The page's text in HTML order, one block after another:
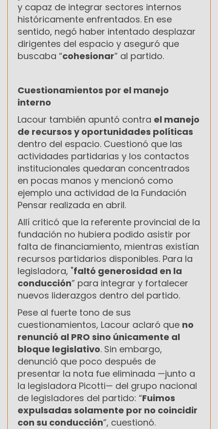
y capaz de integrar sectores internos
históricamente enfrentados. En ese
sentido, negó haber intentado desplazar
dirigentes del espacio y aseguró que
buscaba “cohesionar” al partido.
Cuestionamientos por el manejo
interno
Lacour también apuntó contra el manejo
de recursos y oportunidades políticas
dentro del espacio. Cuestionó que las
actividades partidarias y los contactos
institucionales quedaran concentrados
en pocas manos y mencionó como
ejemplo una actividad de la Fundación
Pensar realizada en abril.
Allí criticó que la referente provincial de la
fundación no hubiera podido asistir por
falta de financiamiento, mientras existían
recursos partidarios disponibles. Para la
legisladora, "faltó generosidad en la
conducción” para integrar y fortalecer
nuevos liderazgos dentro del partido.
Pese al fuerte tono de sus
cuestionamientos, Lacour aclaró que no
renunció al PRO sino únicamente al
bloque legislativo. Sin embargo,
denunció que poco después de
presentar la nota fue eliminada —junto a
la legisladora Picotti— del grupo nacional
de legisladores del partido: “Fuimos
expulsadas solamente por no coincidir
con su conducción”, cuestionó.